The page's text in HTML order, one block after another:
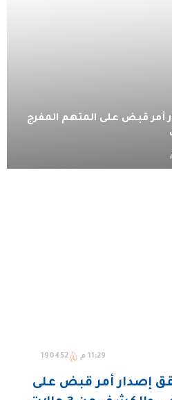
أمر قبض على المتهم المفرج
11:29 م 190452
إصدار أمر قبض على